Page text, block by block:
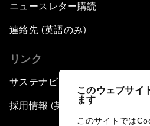
このウェブサイ
ます
このサイトでは
ニュースレター購読
連絡先 (英語のみ)
リンク
サステナビリティへの取り組み
採用情報 (英語のみ)